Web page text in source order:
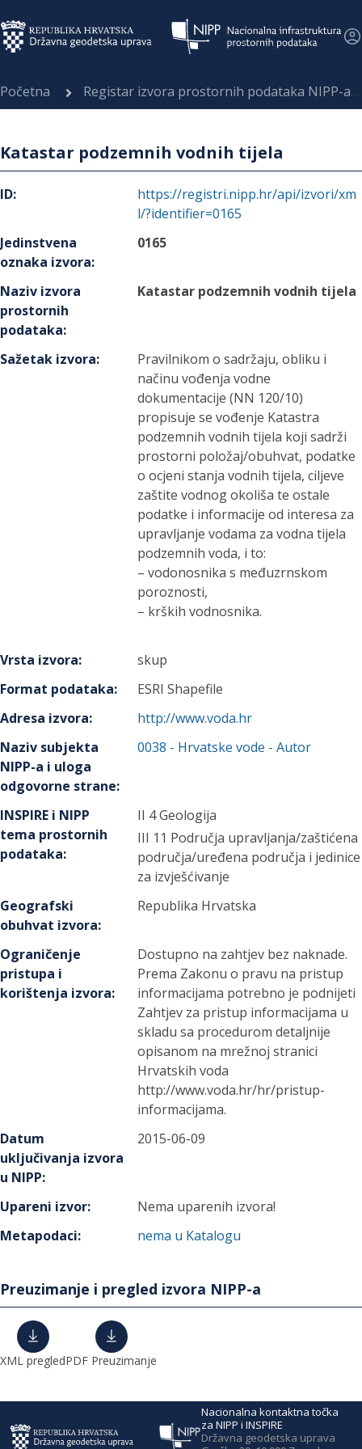
Početna Registar izvora prostornih podataka NIPP-a
Katastar podzemnih vodnih tijela
ID:
https://registri.nipp.hr/api/izvori/xm
l/?identifier=0165
Jedinstvena
oznaka izvora:
0165
Naziv izvora
prostornih
podataka:
Katastar podzemnih vodnih tijela
Sažetak izvora:
Pravilnikom o sadržaju, obliku i
načinu vođenja vodne
dokumentacije (NN 120/10)
propisuje se vođenje Katastra
podzemnih vodnih tijela koji sadrži
prostorni položaj/obuhvat, podatke
o ocjeni stanja vodnih tijela, ciljeve
zaštite vodnog okoliša te ostale
podatke i informacije od interesa za
upravljanje vodama za vodna tijela
podzemnih voda, i to:
– vodonosnika s međuzrnskom
poroznosti,
– krških vodnosnika.
Vrsta izvora:
skup
Format podataka:
ESRI Shapefile
Adresa izvora:
http://www.voda.hr
Naziv subjekta
NIPP-a i uloga
odgovorne strane:
0038 - Hrvatske vode - Autor
INSPIRE i NIPP
tema prostornih
podataka:
II 4 Geologija
III 11 Područja upravljanja/zaštićena
područja/uređena područja i jedinice
za izvješćivanje
Geografski
obuhvat izvora:
Republika Hrvatska
Ograničenje
pristupa i
korištenja izvora:
Dostupno na zahtjev bez naknade.
Prema Zakonu o pravu na pristup
informacijama potrebno je podnijeti
Zahtjev za pristup informacijama u
skladu sa procedurom detaljnije
opisanom na mrežnoj stranici
Hrvatskih voda
http://www.voda.hr/hr/pristup-
informacijama.
Datum
uključivanja izvora
u NIPP:
2015-06-09
Upareni izvor:
Nema uparenih izvora!
Metapodaci: nema u Katalogu
Preuzimanje i pregled izvora NIPP-a
XML pregledPDF Preuzimanje
Nacionalna kontaktna točka
za NIPP i INSPIRE
Državna geodetska uprava